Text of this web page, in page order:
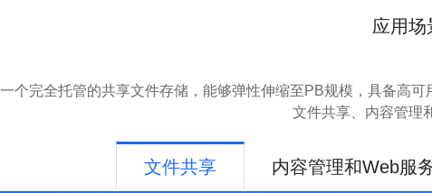
应用场
个完全托管的共享文件存储，能够弹性伸缩至PB规模，具备高
文件共享、内容管理
文件共享 内容管理和Web服